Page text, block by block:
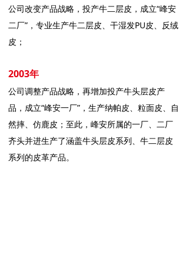
公司改变产品战略，投产牛二层皮，成立“峰安
二厂”，专业生产牛二层皮、干湿发PU皮、反绒
皮；
2003年
公司调整产品战略，再增加投产牛头层皮产
品，成立“峰安一厂”，生产纳帕皮、粒面皮、自
然摔、仿鹿皮；至此，峰安所属的一厂、二厂
齐头并进生产了涵盖牛头层皮系列、牛二层皮
系列的皮革产品。